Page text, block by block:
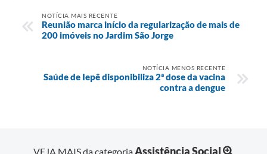
NOTÍCIA MAIS RECENTE
Reunião marca início da regularização de mais de
200 imóveis no Jardim São Jorge
NOTÍCIA MENOS RECENTE
Saúde de Iepê disponibiliza 2ª dose da vacina
contra a dengue
VEJA MAIS da categoria Assistência Social